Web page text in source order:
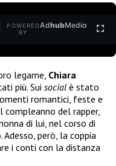
POWERED
BY
AdhubMedia
legame, Chiara
più. Sui social è stato
romantici, feste e
compleanno del rapper,
di lui, nel corso di
però, la coppia
i conti con la distanza